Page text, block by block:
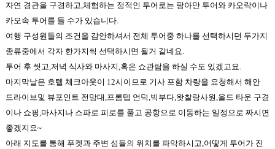
자연 경관을 구경하고,체험하는 정적인 투어로는 팡아만 투어와 카오락이나
카오속 투어를 들 수가 있습니다.
여행 구성원들의 조건을 감안하셔서 전체 투어중 하나를 선택하시던 두가지
종류중에서 각자 한가지씩 선택하시면 될거 같네요.
투어 후 씻고,저녁 식사와 마사지,혹은 쇼관람을 하실 수도 있겠고요.
마지막날은 호텔 체크아웃이 12시이므로 기사 포함 차량을 요청해서 해안
드라이브및 뷰포인트 전망대,프롬텝 언덕,빅부다,왓찰랑사원,올드 타운 구경
이나 쇼핑,마사지나 스파로 피로를 풀고 공항으로 이동하는 일정으로 짜시면
좋겠지요~
아래 지도를 통해 푸켓과 주변 섬들의 위치를 파악하시고,어떻게 투어가 진